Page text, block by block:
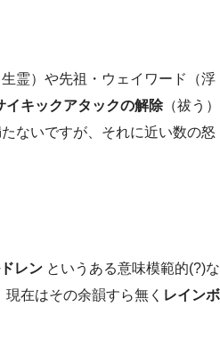
霊）や先祖・ウェイワード（浮
イキックアタックの解除（祓う）
ないですが、それに近い数の怒
レン というある意味模範的(?)な
在はその余韻すら無く レインボ